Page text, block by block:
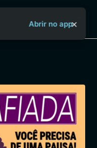
o Aya Bancah
Início
Revistas
Abrir no app×